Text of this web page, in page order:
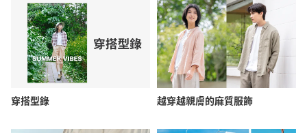
穿搭型錄 越穿越親膚的麻質服飾